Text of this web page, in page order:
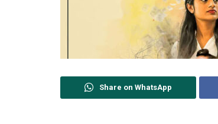
Share on WhatsApp